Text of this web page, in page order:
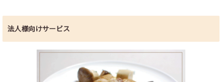
法人様向けサービス